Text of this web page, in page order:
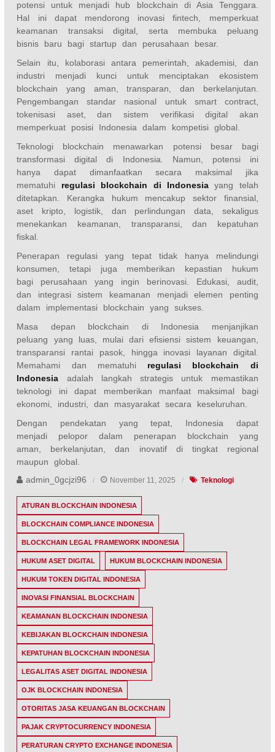
potensi untuk menjadi hub blockchain di Asia Tenggara.
Hal ini dapat mendorong inovasi fintech, memperkuat
keamanan transaksi digital, serta membuka peluang
bisnis baru bagi startup dan perusahaan besar.
Selain itu, kolaborasi antara pemerintah, akademisi, dan
industri menjadi kunci untuk menciptakan ekosistem
blockchain yang aman, transparan, dan berkelanjutan.
Pengembangan standar nasional untuk smart contract,
tokenisasi aset, dan sistem verifikasi digital akan
memperkuat posisi Indonesia dalam kompetisi global.
Teknologi blockchain menawarkan potensi besar bagi
transformasi digital di Indonesia. Namun, potensi ini
hanya dapat dimanfaatkan secara maksimal jika
mematuhi regulasi blockchain di Indonesiayang telah
ditetapkan. Kerangka hukum mencakup sektor finansial,
aset kripto, logistik, dan perlindungan data, sekaligus
menekankan keamanan, transparansi, dan kepatuhan
fiskal.
Penerapan regulasi yang tepat tidak hanya melindungi
konsumen, tetapi juga memberikan kepastian hukum
bagi perusahaan yang ingin berinovasi. Edukasi, audit,
dan integrasi sistem keamanan menjadi elemen penting
dalam implementasi blockchain yang sukses.
Masa depan blockchain di Indonesia menjanjikan
peluang yang luas, mulai dari efisiensi sistem keuangan,
transparansi rantai pasok, hingga inovasi layanan digital.
Memahami dan mematuhi regulasi blockchain di
Indonesia adalah langkah strategis untuk memastikan
teknologi ini dapat memberikan manfaat maksimal bagi
ekonomi, industri, dan masyarakat secara keseluruhan.
Dengan pendekatan yang tepat, Indonesia dapat
menjadi pelopor dalam penerapan blockchain yang
aman, berkelanjutan, dan inovatif di tingkat regional
maupun global.
admin_0gcjzi96
November 11, 2025 Teknologi
ATURAN BLOCKCHAIN INDONESIA
BLOCKCHAIN COMPLIANCE INDONESIA
BLOCKCHAIN LEGAL FRAMEWORK INDONESIA
HUKUM ASET DIGITAL HUKUM BLOCKCHAIN INDONESIA
HUKUM TOKEN DIGITAL INDONESIA
INOVASI FINANSIAL BLOCKCHAIN
KEAMANAN BLOCKCHAIN INDONESIA
KEBIJAKAN BLOCKCHAIN INDONESIA
KEPATUHAN BLOCKCHAIN INDONESIA
LEGALITAS ASET DIGITAL INDONESIA
OJK BLOCKCHAIN INDONESIA
OTORITAS JASA KEUANGAN BLOCKCHAIN
PAJAK CRYPTOCURRENCY INDONESIA
PERATURAN CRYPTO EXCHANGE INDONESIA